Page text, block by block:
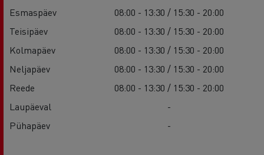
Esmaspäev
08:00 - 13:30 / 15:30 - 20:00
Teisipäev
08:00 - 13:30 / 15:30 - 20:00
Kolmapäev
08:00 - 13:30 / 15:30 - 20:00
Neljapäev
08:00 - 13:30 / 15:30 - 20:00
Reede
08:00 - 13:30 / 15:30 - 20:00
Laupäeval
-
Pühapäev
-